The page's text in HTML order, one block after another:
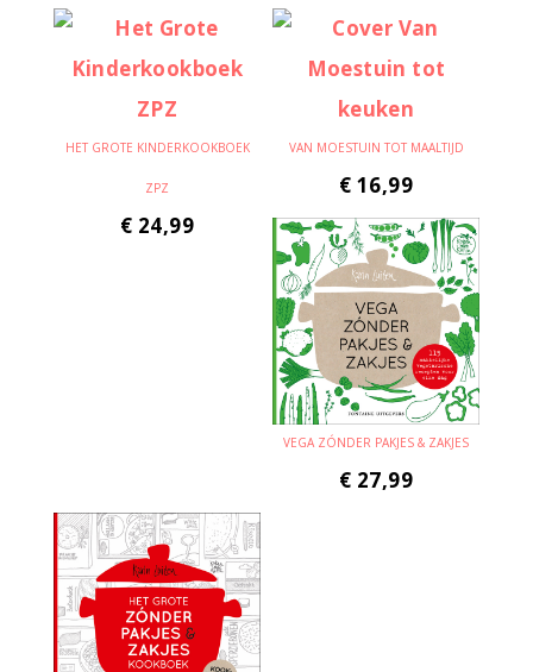
HET GROTE KINDERKOOKBOEK
ZPZ
€ 24,99
VAN MOESTUIN TOT MAALTIJD
€ 16,99
VEGA ZÓNDER PAKJES & ZAKJES
€ 27,99